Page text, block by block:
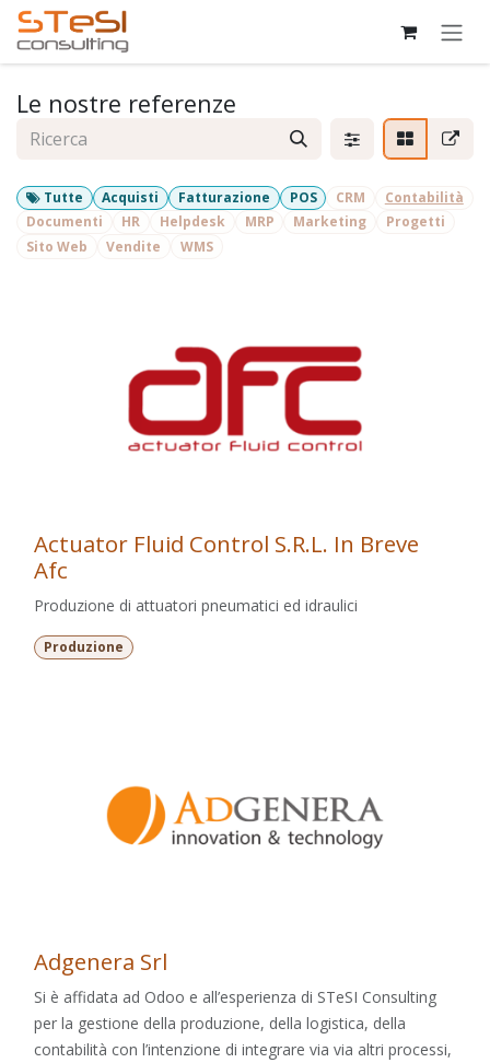
Passa al contenuto
Le nostre referenze
Tutte Acquisti Fatturazione POS CRM
Contabilità
Documenti
HR Helpdesk MRP Marketing
Progetti
Sito Web
Vendite WMS
Actuator Fluid Control S.R.L. In Breve
Afc
Produzione di attuatori pneumatici ed idraulici
Produzione
Adgenera Srl
Si è affidata ad Odoo e all’esperienza di STeSI Consulting
per la gestione della produzione, della logistica, della
contabilità con l’intenzione di integrare via via altri processi,